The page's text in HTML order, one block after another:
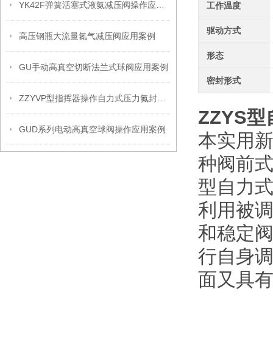
高压钢瓶大流量氮气减压阀应用案例
GU手动高真空切断法兰式球阀应用案例
GUD系列电动高真空球阀操作应用案例
工作温度
驱动方式
形态
密封形式
ZZYS型
本实用
种阀前
型自力
利用被
和稳定
行自身
面又具